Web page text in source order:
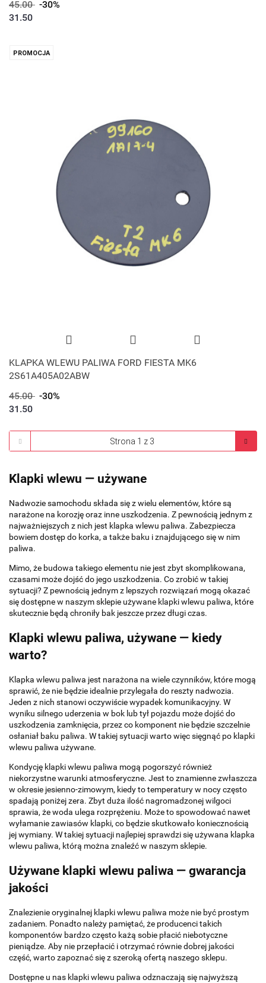
45.00 -30%
31.50
PROMOCJA
KLAPKA WLEWU PALIWA FORD FIESTA MK6
2S61A405A02ABW
45.00 -30%
31.50
Klapki wlewu — używane
Nadwozie samochodu składa się z wielu elementów, które są
narażone na korozję oraz inne uszkodzenia. Z pewnością jednym z
najważniejszych z nich jest klapka wlewu paliwa. Zabezpiecza
bowiem dostęp do korka, a także baku i znajdującego się w nim
paliwa.
Mimo, że budowa takiego elementu nie jest zbyt skomplikowana,
czasami może dojść do jego uszkodzenia. Co zrobić w takiej
sytuacji? Z pewnością jednym z lepszych rozwiązań mogą okazać
się dostępne w naszym sklepie używane klapki wlewu paliwa, które
skutecznie będą chroniły bak jeszcze przez długi czas.
Klapki wlewu paliwa, używane — kiedy
warto?
Klapka wlewu paliwa jest narażona na wiele czynników, które mogą
sprawić, że nie będzie idealnie przylegała do reszty nadwozia.
Jeden z nich stanowi oczywiście wypadek komunikacyjny. W
wyniku silnego uderzenia w bok lub tył pojazdu może dojść do
uszkodzenia zamknięcia, przez co komponent nie będzie szczelnie
osłaniał baku paliwa. W takiej sytuacji warto więc sięgnąć po klapki
wlewu paliwa używane.
Kondycję klapki wlewu paliwa mogą pogorszyć również
niekorzystne warunki atmosferyczne. Jest to znamienne zwłaszcza
w okresie jesienno-zimowym, kiedy to temperatury w nocy często
spadają poniżej zera. Zbyt duża ilość nagromadzonej wilgoci
sprawia, że woda ulega rozprężeniu. Może to spowodować nawet
wyłamanie zawiasów klapki, co będzie skutkowało koniecznością
jej wymiany. W takiej sytuacji najlepiej sprawdzi się używana klapka
wlewu paliwa, którą można znaleźć w naszym sklepie.
Używane klapki wlewu paliwa — gwarancja
jakości
Znalezienie oryginalnej klapki wlewu paliwa może nie być prostym
zadaniem. Ponadto należy pamiętać, że producenci takich
komponentów bardzo często każą sobie płacić niebotyczne
pieniądze. Aby nie przepłacić i otrzymać równie dobrej jakości
część, warto zapoznać się z szeroką ofertą naszego sklepu.
Dostępne u nas klapki wlewu paliwa odznaczają się najwyższą